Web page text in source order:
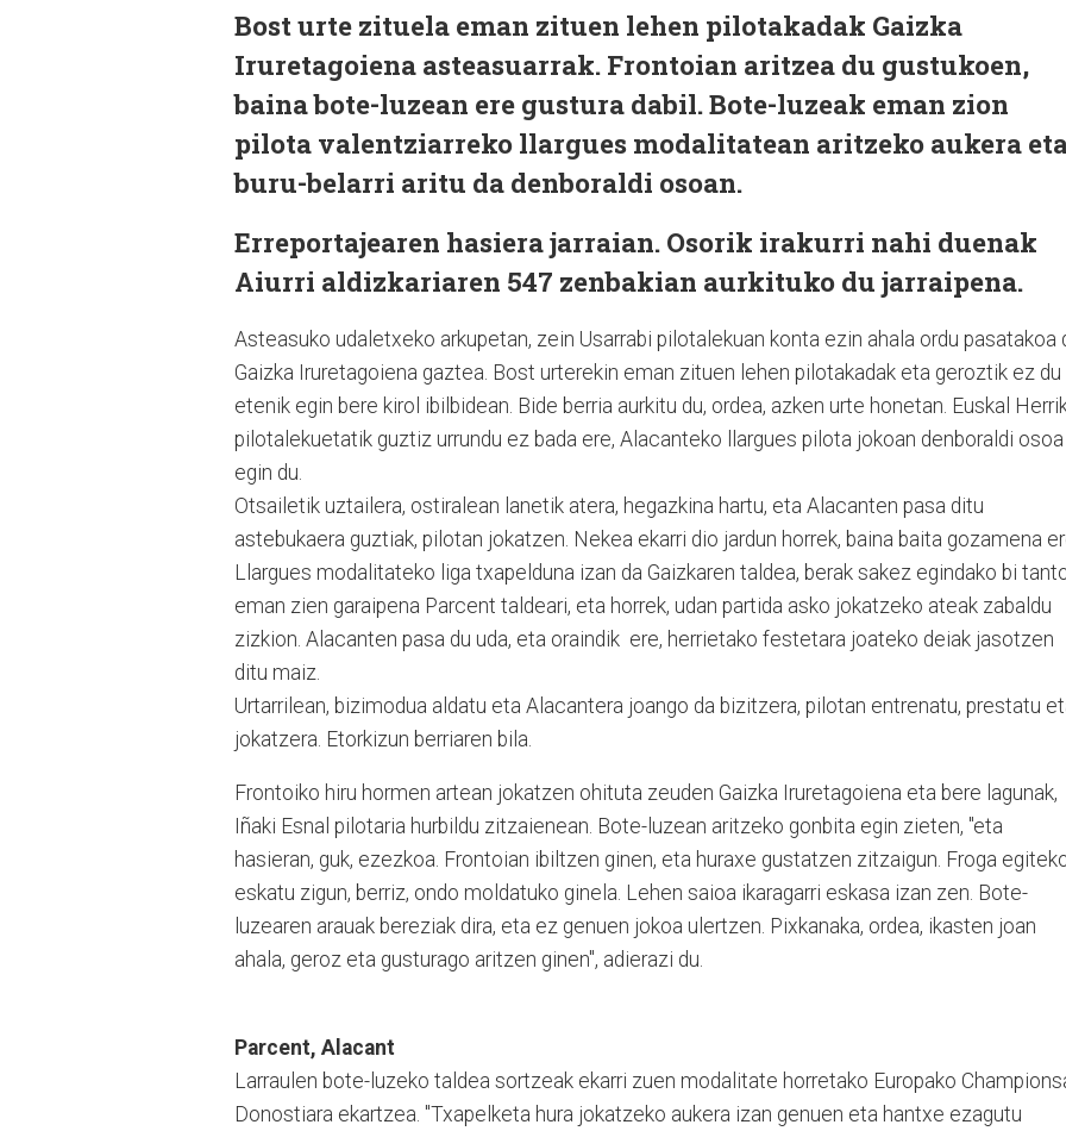
Bost urte zituela eman zituen lehen pilotakadak Gaizka
Iruretagoiena asteasuarrak. Frontoian aritzea du gustukoen,
baina bote-luzean ere gustura dabil. Bote-luzeak eman zion
pilota valentziarreko llargues modalitatean aritzeko aukera
buru-belarri aritu da denboraldi osoan.
Erreportajearen hasiera jarraian. Osorik irakurri nahi duenak
Aiurri aldizkariaren 547 zenbakian aurkituko du jarraipena.
Asteasuko udaletxeko arkupetan, zein Usarrabi pilotalekuan konta ezin ahala ordu pasatakoa
Gaizka Iruretagoiena gaztea. Bost urterekin eman zituen lehen pilotakadak eta geroztik ez du
etenik egin bere kirol ibilbidean. Bide berria aurkitu du, ordea, azken urte honetan. Euskal
pilotalekuetatik guztiz urrundu ez bada ere, Alacanteko llargues pilota jokoan denboraldi osoa
egin du.
Otsailetik uztailera, ostiralean lanetik atera, hegazkina hartu, eta Alacanten pasa ditu
astebukaera guztiak, pilotan jokatzen. Nekea ekarri dio jardun horrek, baina baita gozamena
Llargues modalitateko liga txapelduna izan da Gaizkaren taldea, berak sakez egindako bi
eman zien garaipena Parcent taldeari, eta horrek, udan partida asko jokatzeko ateak zabaldu
zizkion. Alacanten pasa du uda, eta oraindik ere, herrietako festetara joateko deiak jasotzen
ditu maiz.
Urtarrilean, bizimodua aldatu eta Alacantera joango da bizitzera, pilotan entrenatu, prestatu
jokatzera. Etorkizun berriaren bila.
Frontoiko hiru hormen artean jokatzen ohituta zeuden Gaizka Iruretagoiena eta bere lagunak,
Iñaki Esnal pilotaria hurbildu zitzaienean. Bote-luzean aritzeko gonbita egin zieten, "eta
hasieran, guk, ezezkoa. Frontoian ibiltzen ginen, eta huraxe gustatzen zitzaigun. Froga
eskatu zigun, berriz, ondo moldatuko ginela. Lehen saioa ikaragarri eskasa izan zen. Bote-
luzearen arauak bereziak dira, eta ez genuen jokoa ulertzen. Pixkanaka, ordea, ikasten joan
ahala, geroz eta gusturago aritzen ginen", adierazi du.
Parcent, Alacant
Larraulen bote-luzeko taldea sortzeak ekarri zuen modalitate horretako Europako
Donostiara ekartzea. "Txapelketa hura jokatzeko aukera izan genuen eta hantxe ezagutu